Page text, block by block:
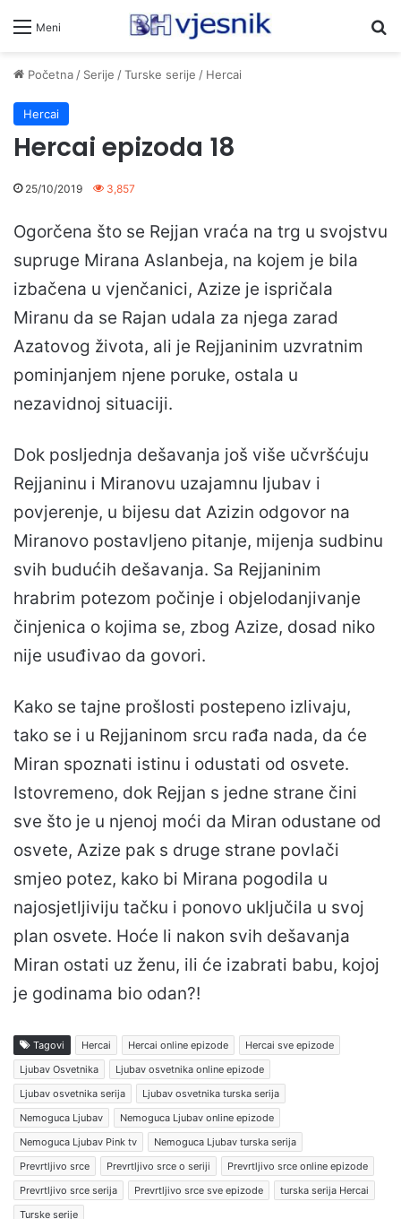
Meni
Početna/ Serije /Turske serije / Hercai
Hercai
Hercai epizoda 18
25/10/2019 3,857
Ogorčena što se Rejjan vraća na trg u svojstvu
supruge Mirana Aslanbeja, na kojem je bila
izbačena u vjenčanici, Azize je ispričala
Miranu da se Rajan udala za njega zarad
Azatovog života, ali je Rejjaninim uzvratnim
pominjanjem njene poruke, ostala u
nezavidnoj situaciji.
Dok posljednja dešavanja još više učvršćuju
Rejjaninu i Miranovu uzajamnu ljubav i
povjerenje, u bijesu dat Azizin odgovor na
Miranovo postavljeno pitanje, mijenja sudbinu
svih budućih dešavanja. Sa Rejjaninim
hrabrim potezom počinje i objelodanjivanje
činjenica o kojima se, zbog Azize, dosad niko
nije usuđivao da govori.
Kako se tajne prošlosti postepeno izlivaju,
tako se i u Rejjaninom srcu rađa nada, da će
Miran spoznati istinu i odustati od osvete.
Istovremeno, dok Rejjan s jedne strane čini
sve što je u njenoj moći da Miran odustane od
osvete, Azize pak s druge strane povlači
smjeo potez, kako bi Mirana pogodila u
najosjetljiviju tačku i ponovo uključila u svoj
plan osvete. Hoće li nakon svih dešavanja
Miran ostati uz ženu, ili će izabrati babu, kojoj
je godinama bio odan?!
Tagovi Hercai Hercai online epizode
Hercai sve epizode
Ljubav Osvetnika
Ljubav osvetnika online epizode
Ljubav osvetnika serija
Ljubav osvetnika turska serija
Nemoguca Ljubav
Nemoguca Ljubav online epizode
Nemoguca Ljubav Pink tv
Nemoguca Ljubav turska serija
Prevrtljivo srce
Prevrtljivo srce o seriji
Prevrtljivo srce online epizode
Prevrtljivo srce serija
Prevrtljivo srce sve epizode
turska serija Hercai
Turske serije